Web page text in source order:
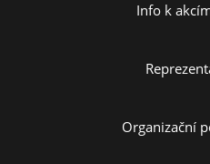
Info k
Organizační